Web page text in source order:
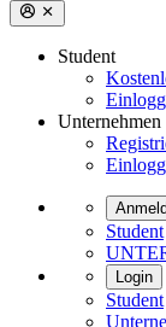
Student
Unternehmen
Student
Login
Student